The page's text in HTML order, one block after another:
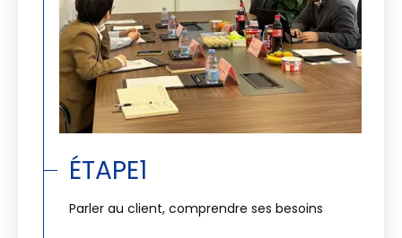
ÉTAPE1
Parler au client, comprendre ses besoins